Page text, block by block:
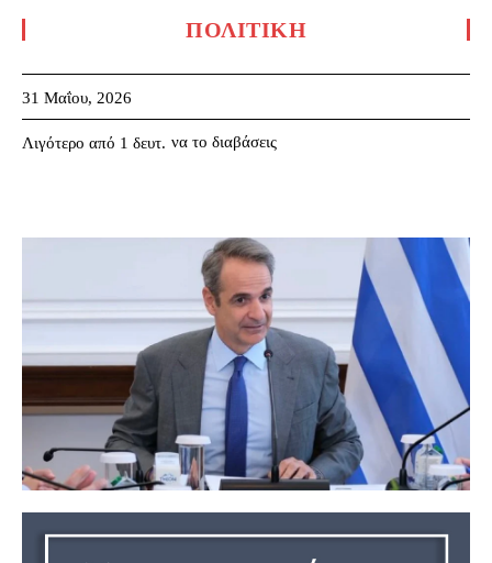
ΠΟΛΙΤΙΚΉ
31 Μαΐου, 2026
Λιγότερο από 1 δευτ. να το διαβάσεις